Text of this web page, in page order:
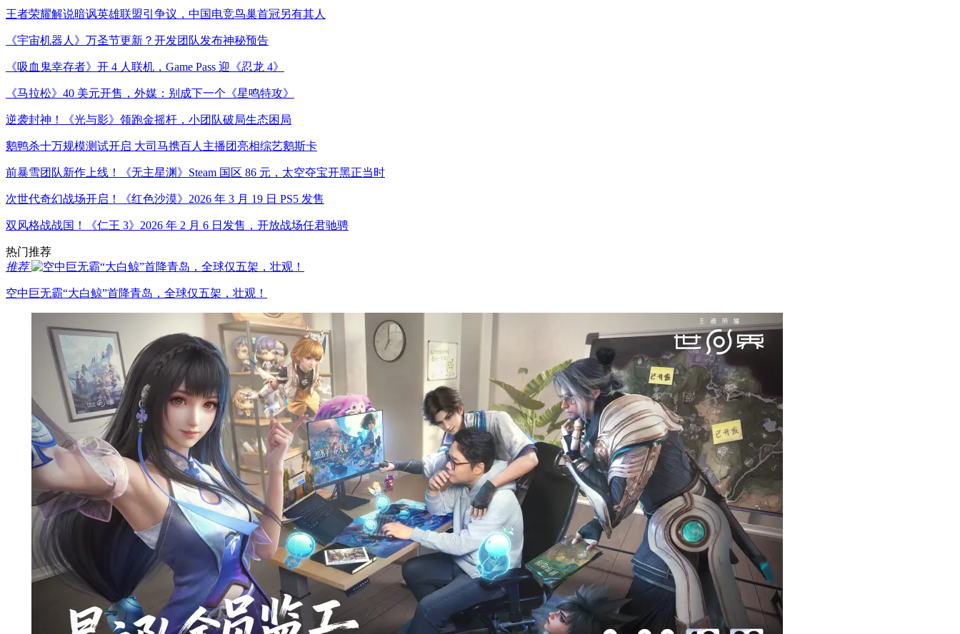
王者荣耀解说暗讽英雄联盟引争议，中国电竞鸟巢首冠另有其人
《宇宙机器人》万圣节更新？开发团队发布神秘预告
《吸血鬼幸存者》开 4 人联机，Game Pass 迎《忍龙 4》
《马拉松》40 美元开售，外媒：别成下一个《星鸣特攻》
逆袭封神！《光与影》领跑金摇杆，小团队破局生态困局​
鹅鸭杀十万规模测试开启 大司马携百人主播团亮相综艺鹅斯卡
前暴雪团队新作上线！《无主星渊》Steam 国区 86 元，太空夺宝开黑正当时​
次世代奇幻战场开启！《红色沙漠》2026 年 3 月 19 日 PS5 发售​
双风格战战国！《仁王 3》2026 年 2 月 6 日发售，开放战场任君驰骋
热门推荐
推荐
空中巨无霸“大白鲸”首降青岛，全球仅五架，壮观！